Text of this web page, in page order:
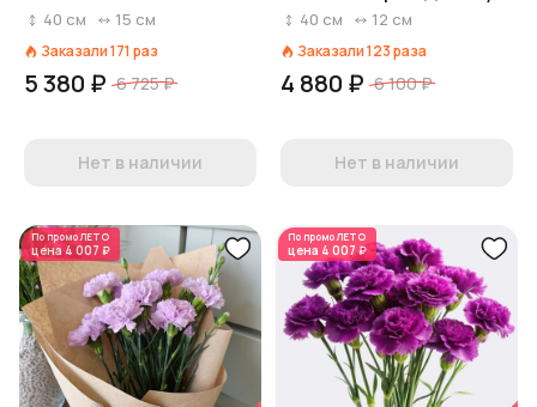
пленке, Диантус,
40 см 15 см
Заказали171 раз
5 380 ₽ 6 725 ₽
Нет в наличии
Голландия
40 см 12 см
Заказали123раза
4 880 ₽ 6 100 ₽
Нет в наличии
По промоЛЕТО
цена 4 007 ₽
По промоЛЕТО
цена 4 007 ₽